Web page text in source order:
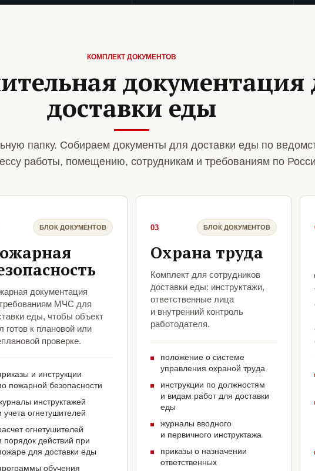
КОМПЛЕКТ ДОКУМЕНТОВ
документация
доставки еды
папку. Собираем документы для доставки еды по
работы, помещению, сотрудникам и требованиям по
БЛОК ДОКУМЕНТОВ
документация
МЧС для
еды, чтобы объект
готов к плановой или
проверке.
и инструкции
пожарной безопасности
инструктажей
учета огнетушителей
огнетушителей
порядок действий при
для доставки еды
обучения
03 БЛОК ДОКУМЕНТОВ
Охрана труда
Комплект для сотрудников
доставки еды: инструктажи,
ответственные лица
и внутренний контроль
работодателя.
положение о системе
управления охраной труда
инструкции по должностям
и видам работ для доставки
еды
журналы вводного
и первичного инструктажа
приказы о назначении
ответственных